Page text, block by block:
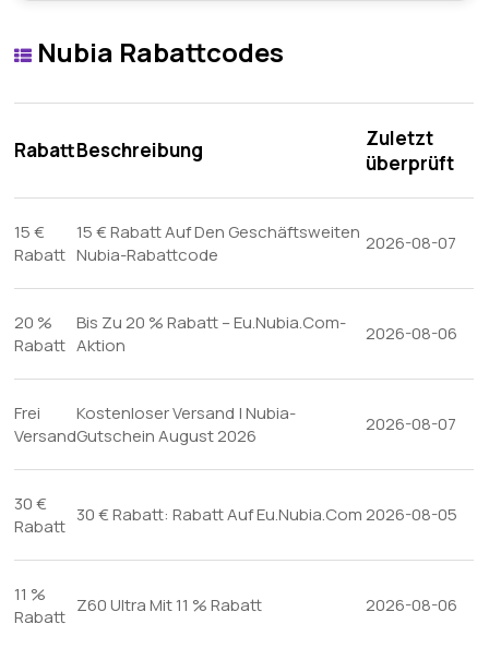
Nubia Rabattcodes
RabattBeschreibung
Zuletzt
überprüft
15 €
Rabatt
15 € Rabatt Auf Den Geschäftsweiten
Nubia-Rabattcode
2026-08-07
20 %
Rabatt
Bis Zu 20 % Rabatt – Eu.Nubia.Com-
Aktion
2026-08-06
Frei
Versand
Kostenloser Versand | Nubia-
Gutschein August 2026
2026-08-07
30 €
Rabatt
30 € Rabatt: Rabatt Auf Eu.Nubia.Com 2026-08-05
11 %
Rabatt
Z60 Ultra Mit 11 % Rabatt 2026-08-06